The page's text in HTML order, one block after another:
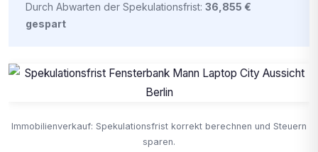
Durch Abwarten der Spekulationsfrist: 36,855 €
gespart
Immobilienverkauf: Spekulationsfrist korrekt berechnen und Steuern
sparen.